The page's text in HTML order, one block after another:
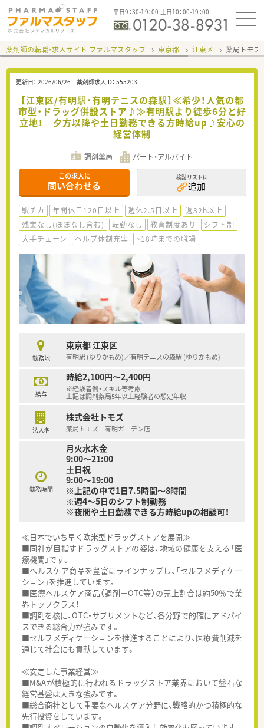
平日9：30-19：00 土日10：00-19：00
薬剤師の転職・求人サイト ファルマスタッフ 東京都 江東区 薬局トモ
更新日： 2026/06/26 薬剤師求人ID： 555203
【江東区/有明駅・有明テニスの森駅】≪希少！人気の都
市型・ドラッグ併設ストア♪≫有明駅より徒歩6分と好
立地！ 夕方以降や土日勤務できる方時給up♪安心の
経営体制
調剤薬局 パート・アルバイト
この求人に
問い合わせる
検討リストに
追加
駅チカ 年間休日120日以上 週休2.5日以上
週32h以上
残業なし(ほぼなし含む)
転勤なし 教育制度あり
シフト制
大手チェーン
ヘルプ体制充実 ~18時までの職場
勤務地
東京都 江東区
有明駅 (ゆりかもめ)／有明テニスの森駅 (ゆりかもめ)
給与
時給2,100円～2,400円
※経験者例・スキル等考慮
上記は調剤薬局5年以上経験者の想定年収
法人名
株式会社トモズ
薬局トモズ 有明ガーデン店
勤務時間
月火水木金
9:00〜21:00
土日祝
9:00〜19:00
※上記の中で1日7.5時間～8時間
※週4～5日のシフト制勤務
※夜間や土日勤務できる方時給upの相談可！
≪日本でいち早く欧米型ドラッグストアを展開≫
■同社が目指すドラッグストアの姿は、地域の健康を支える「医
療機関」です。
■ヘルスケア商品を豊富にラインナップし、「セルフメディケー
ション」を推進しています。
■医療ヘルスケア商品（調剤＋OTC等）の売上割合は約50％で業
界トップクラス！
■調剤を核に、OTC・サプリメントなど、各分野で的確にアドバイ
スできる総合力が強みです。
■セルフメディケーションを推進することにより、医療費削減を
通じて社会にも貢献しています。
≪安定した事業経営≫
■M&Aが積極的に行われるドラッグストア業界において盤石な
経営基盤は大きな強みです。
■総合商社として重要なヘルスケア分野に、戦略的かつ積極的な
先行投資をしています。